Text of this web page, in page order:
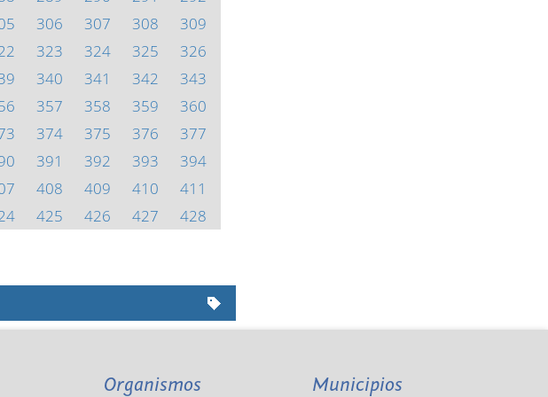
306 307 308
309
323 324 325
326
340 341 342
343
357 358 359
360
374 375 376
377
391 392 393
394
408 409 410
411
425 426 427
428
Organismos Municipios